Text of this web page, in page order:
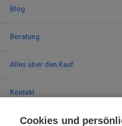
Blog
Beratung
Alles über den Kauf
Kontakt
Cookies und